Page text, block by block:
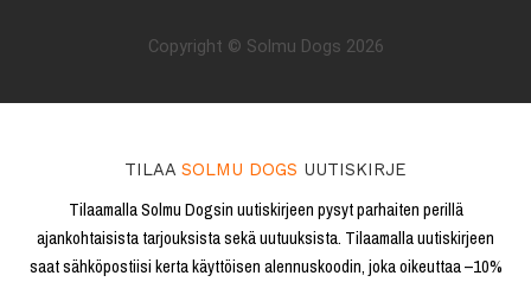
Copyright © Solmu Dogs 2026
TILAA SOLMU DOGS UUTISKIRJE
Tilaamalla Solmu Dogsin uutiskirjeen pysyt parhaiten perillä
ajankohtaisista tarjouksista sekä uutuuksista. Tilaamalla uutiskirjeen
saat sähköpostiisi kerta käyttöisen alennuskoodin, joka oikeuttaa –10%